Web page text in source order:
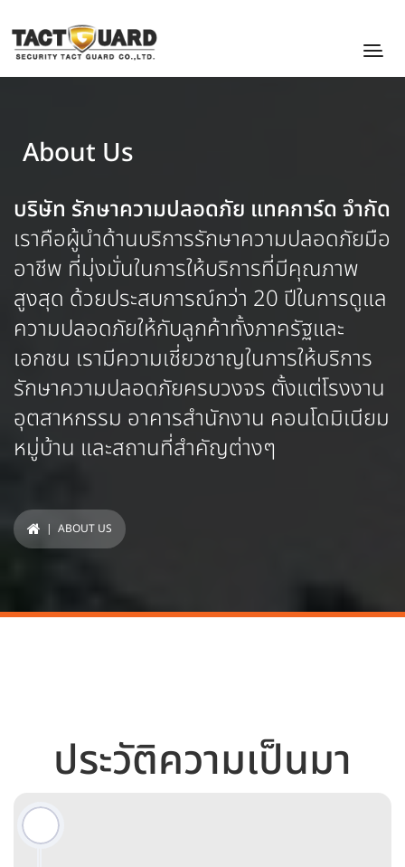
About Us
บริษัท รักษาความปลอดภัย แทคการ์ด จำกัด
เราคือผู้นำด้านบริการรักษาความปลอดภัยมือ
อาชีพ ที่มุ่งมั่นในการให้บริการที่มีคุณภาพ
สูงสุด ด้วยประสบการณ์กว่า 20 ปีในการดูแล
ความปลอดภัยให้กับลูกค้าทั้งภาครัฐและ
เอกชน เรามีความเชี่ยวชาญในการให้บริการ
รักษาความปลอดภัยครบวงจร ตั้งแต่โรงงาน
อุตสาหกรรม อาคารสำนักงาน คอนโดมิเนียม
หมู่บ้าน และสถานที่สำคัญต่างๆ
| ABOUT US
ประวัติความเป็นมา